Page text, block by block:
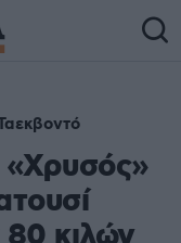
«Χρυσός»